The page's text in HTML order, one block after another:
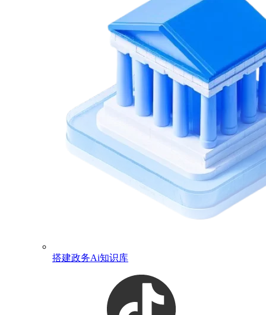
搭建政务Ai知识库